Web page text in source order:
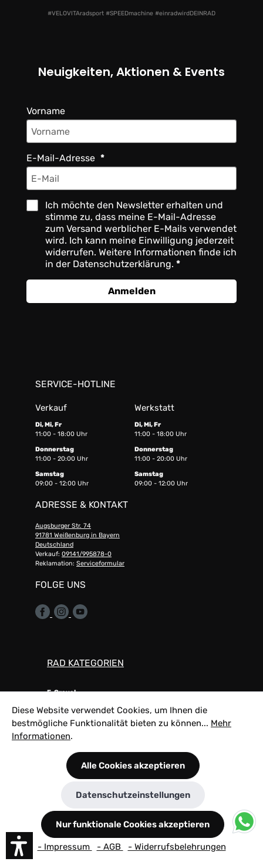
#VELOVITAradsport #SPEEDmachine #einradwirdDEINRAD
Neuigkeiten, Aktionen & Events
Vorname
E-Mail-Adresse
Ich möchte den Newsletter erhalten und
stimme zu, dass meine E-Mail-Adresse
zum Versand werblicher E-Mails verwendet
wird. Ich kann meine Einwilligung jederzeit
widerrufen. Weitere Informationen finde ich
in der Datenschutzerklärung.
Anmelden
SERVICE-HOTLINE
Verkauf Werkstatt
Di, Mi, Fr
11:00 - 18:00 Uhr
Di, Mi, Fr
11:00 - 18:00 Uhr
Donnerstag
11:00 - 20:00 Uhr
Donnerstag
11:00 - 20:00 Uhr
Samstag
09:00 - 12:00 Uhr
Samstag
09:00 - 12:00 Uhr
ADRESSE & KONTAKT
Augsburger Str. 74
91781 Weißenburg in Bayern
Deutschland
Verkauf: 09141/995878-0
Reklamation: Serviceformular
FOLGE UNS
RAD KATEGORIEN
E-Gravel
E-MTB Fully
Gravel
Rennrad
SERVICE
Über Uns
Diese Website verwendet Cookies, um Ihnen die
bestmögliche Funktionalität bieten zu können... Mehr
Informationen.
Alle Cookies akzeptieren
Datenschutzeinstellungen
Nur funktionale Cookies akzeptieren
- Impressum - AGB - Widerrufsbelehrungen